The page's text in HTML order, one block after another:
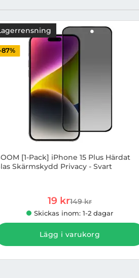
87%
[1-Pack] iPhone 15 Plus Härdat
Skärmskydd Privacy - Svart
rea pris
19 krtidigare pris
149 kr
Skickas inom: 1-2 dagar
Lägg i varukorg